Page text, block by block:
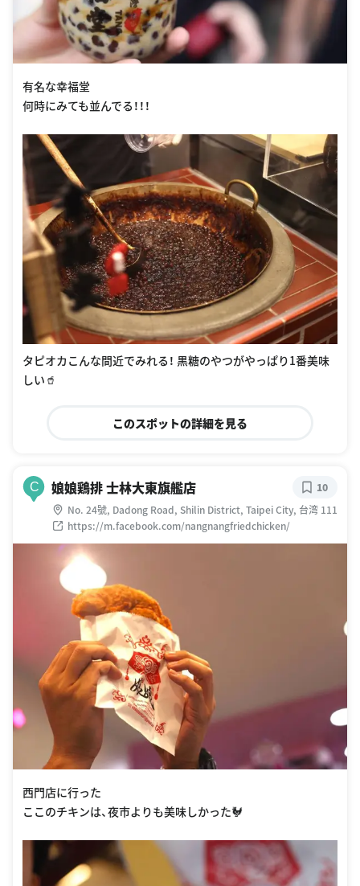
有名な幸福堂
何時にみても並んでる！！！
タピオカこんな間近でみれる！ 黒糖のやつがやっぱり1番美味
しい🥤
このスポットの詳細を見る
C 娘娘鶏排 士林大東旗艦店
No. 24號, Dadong Road, Shilin District, Taipei City, 台湾 111
https://m.facebook.com/nangnangfriedchicken/
10
西門店に行った
ここのチキンは、夜市よりも美味しかった🐓